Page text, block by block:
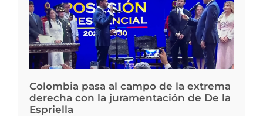
Colombia pasa al campo de la extrema
derecha con la juramentación de De la
Espriella